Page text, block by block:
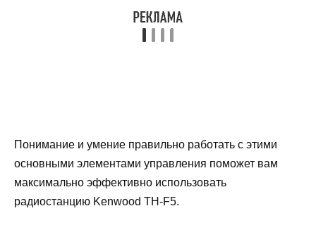
Понимание и умение правильно работать с этими
основными элементами управления поможет вам
максимально эффективно использовать
радиостанцию Kenwood TH-F5.